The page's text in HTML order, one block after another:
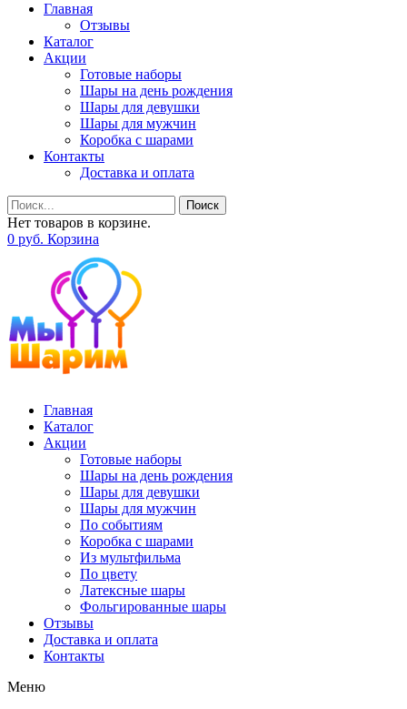
Главная
Отзывы
Каталог
Акции
Готовые наборы
Шары на день рождения
Шары для девушки
Шары для мужчин
Коробка с шарами
Контакты
Доставка и оплата
Поиск
Нет товаров в корзине.
0 руб. Корзина
Главная
Каталог
Акции
Готовые наборы
Шары на день рождения
Шары для девушки
Шары для мужчин
По событиям
Коробка с шарами
Из мультфильма
По цвету
Латексные шары
Фольгированные шары
Отзывы
Доставка и оплата
Контакты
Меню